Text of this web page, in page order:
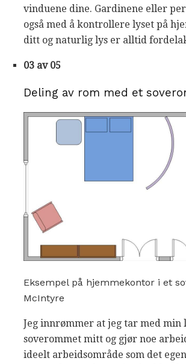
vinduene dine. Gardinene eller
også med å kontrollere lyset på
ditt og naturlig lys er alltid
03 av 05
Deling av rom med et
Eksempel på hjemmekontor i et
McIntyre
Jeg innrømmer at jeg tar med min
soverommet mitt og gjør noe
ideelt arbeidsområde som det